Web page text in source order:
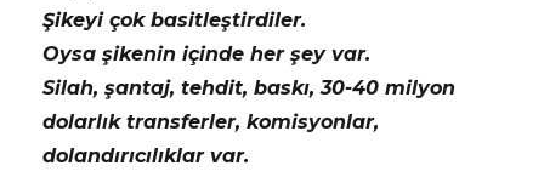
Şikeyi çok basitleştirdiler.
Oysa şikenin içinde her şey var.
Silah, şantaj, tehdit, baskı, 30-40 milyon
dolarlık transferler, komisyonlar,
dolandırıcılıklar var.